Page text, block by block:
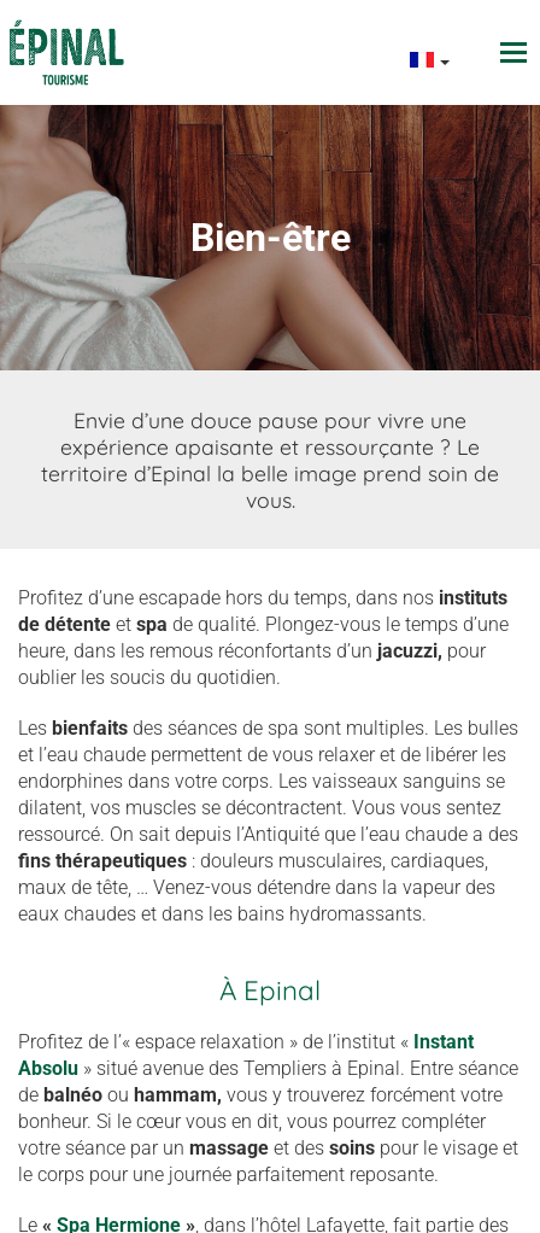
Bien-être
Envie d’une douce pause pour vivre une
expérience apaisante et ressourçante ? Le
territoire d’Epinal la belle image prend soin de
vous.
Profitez d’une escapade hors du temps, dans nos instituts
de détente et spa de qualité. Plongez-vous le temps d’une
heure, dans les remous réconfortants d’un jacuzzi, pour
oublier les soucis du quotidien.
Les bienfaits des séances de spa sont multiples. Les bulles
et l’eau chaude permettent de vous relaxer et de libérer les
endorphines dans votre corps. Les vaisseaux sanguins se
dilatent, vos muscles se décontractent. Vous vous sentez
ressourcé. On sait depuis l’Antiquité que l’eau chaude a des
fins thérapeutiques : douleurs musculaires, cardiaques,
maux de tête, … Venez-vous détendre dans la vapeur des
eaux chaudes et dans les bains hydromassants.
À Epinal
Profitez de l’« espace relaxation » de l’institut « Instant
Absolu » situé avenue des Templiers à Epinal. Entre séance
de balnéo ou hammam, vous y trouverez forcément votre
bonheur. Si le cœur vous en dit, vous pourrez compléter
votre séance par un massage et des soins pour le visage et
le corps pour une journée parfaitement reposante.
Le « Spa Hermione », dans l’hôtel Lafayette, fait partie des